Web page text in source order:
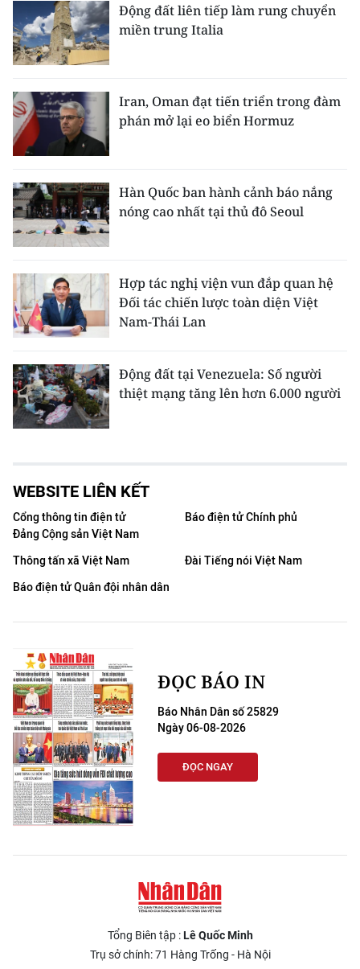
Động đất liên tiếp làm rung chuyển
miền trung Italia
Iran, Oman đạt tiến triển trong đàm
phán mở lại eo biển Hormuz
Hàn Quốc ban hành cảnh báo nắng
nóng cao nhất tại thủ đô Seoul
Hợp tác nghị viện vun đắp quan hệ
Đối tác chiến lược toàn diện Việt
Nam-Thái Lan
Động đất tại Venezuela: Số người
thiệt mạng tăng lên hơn 6.000 người
WEBSITE LIÊN KẾT
Cổng thông tin điện tử
Đảng Cộng sản Việt Nam
Báo điện tử Chính phủ
Thông tấn xã Việt Nam
Đài Tiếng nói Việt Nam
Báo điện tử Quân đội nhân dân
ĐỌC BÁO IN
Báo Nhân Dân số 25829
Ngày 06-08-2026
ĐỌC NGAY
Tổng Biên tập :Lê Quốc Minh
Trụ sở chính: 71 Hàng Trống - Hà Nội